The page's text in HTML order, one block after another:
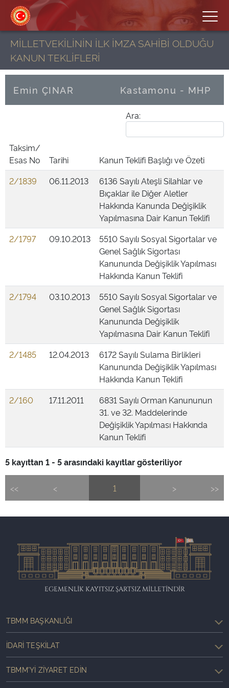
MİLLETVEKİLİNİN İLK İMZA SAHİBİ OLDUĞU
KANUN TEKLİFLERİ
Emin ÇINAR Kastamonu - MHP
Ara:
Taksim/
Esas No
Tarihi
Kanun Teklifi Başlığı ve Özeti
2/1839
06.11.2013
6136 Sayılı Ateşli Silahlar ve
Bıçaklar ile Diğer Aletler
Hakkında Kanunda Değişiklik
Yapılmasına Dair Kanun Teklifi
2/1797
09.10.2013
5510 Sayılı Sosyal Sigortalar ve
Genel Sağlık Sigortası
Kanununda Değişiklik Yapılması
Hakkında Kanun Teklifi
2/1794
03.10.2013
5510 Sayılı Sosyal Sigortalar ve
Genel Sağlık Sigortası
Kanununda Değişiklik
Yapılmasına Dair Kanun Teklifi
2/1485
12.04.2013
6172 Sayılı Sulama Birlikleri
Kanununda Değişiklik Yapılması
Hakkında Kanun Teklifi
2/160
17.11.2011
6831 Sayılı Orman Kanununun
31. ve 32. Maddelerinde
Değişiklik Yapılması Hakkında
Kanun Teklifi
5 kayıttan 1 - 5 arasındaki kayıtlar gösteriliyor
<< < 1 > >>
EGEMENLİK KAYITSIZ ŞARTSIZ MİLLETİNDİR
TBMM BAŞKANLIĞI
İDARI TEŞKILAT
TBMM'YI ZIYARET EDIN